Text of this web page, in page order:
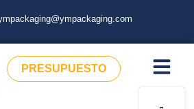
PRESUPUESTO